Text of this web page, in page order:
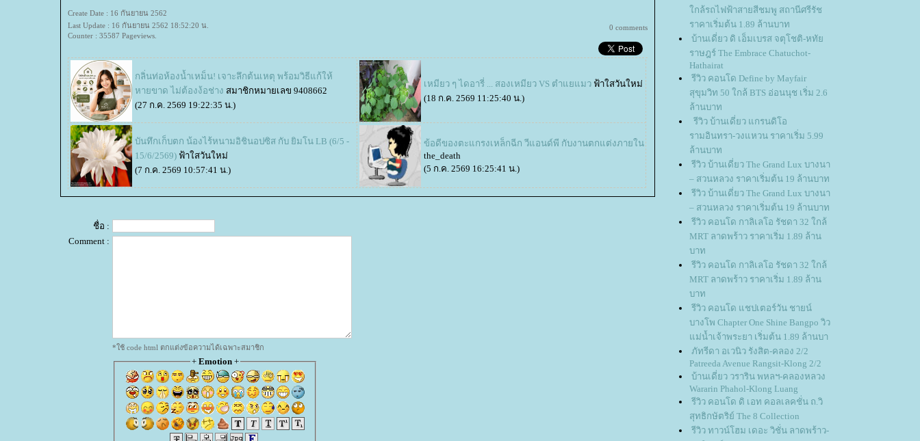
Create Date : 16 กันยายน 2562
Last Update : 16 กันยายน 2562 18:52:20 น.
Counter : 35587 Pageviews.
0 comments
กลิ่นท่อห้องน้ำเหม็น! เจาะลึกต้นเหตุ พร้อมวิธีแก้ให้
หายขาด ไม่ต้องง้อช่าง สมาชิกหมายเลข 9408662
(27 ก.ค. 2569 19:22:35 น.)
เหมียว ๆ ไดอารี่ ... สองเหมียว VS ตำแยแมว ฟ้าใสวันใหม่
(18 ก.ค. 2569 11:25:40 น.)
บันทึกเก็บตก น้องไร้หนามอิชินอปซิส กับ ยิมโน LB (6/5 -
15/6/2569) ฟ้าใสวันใหม่
(7 ก.ค. 2569 10:57:41 น.)
ข้อดีของตะแกรงเหล็กฉีก วีแอนด์พี กับงานตกแต่งภายใน
the_death
(5 ก.ค. 2569 16:25:41 น.)
ชื่อ :
Comment :
*ใช้ code html ตกแต่งข้อความได้เฉพาะสมาชิก
+ Emotion+
กล้รถไฟฟ้าสายสีชมพู สถานีศรีรัช
ราคาเริ่มต้น 1.89 ล้านบาท
บ้านเดี่ยว ดิ เอ็มเบรส จตุโชติ-หทั
ราษฎร์ The Embrace Chatuchot-
Hathairat
รีวิว คอนโด Define by Mayfair
สุขุมวิท 50 ใกล้ BTS อ่อนนุช เริ่ม 2.6
ล้านบาท
รีวิว บ้านเดี่ยว แกรนดิโอ
รามอินทรา-วงแหวน ราคาเริ่ม 5.99
ล้านบาท
รีวิว บ้านเดี่ยว The Grand Lux บางนา
– สวนหลวง ราคาเริ่มต้น 19 ล้านบาท
รีวิว บ้านเดี่ยว The Grand Lux บางนา
– สวนหลวง ราคาเริ่มต้น 19 ล้านบาท
รีวิว คอนโด กาลิเลโอ รัชดา 32 ใกล้
MRT ลาดพร้าว ราคาเริ่ม 1.89 ล้าน
บาท
รีวิว คอนโด กาลิเลโอ รัชดา 32 ใกล้
MRT ลาดพร้าว ราคาเริ่ม 1.89 ล้าน
บาท
รีวิว คอนโด แชปเตอร์วัน ชายน์
บางโพ Chapter One Shine Bangpo วิว
ม่น้ำเจ้าพระยา เริ่มต้น 1.89 ล้านบา
ภัทรีดา อเวนิว รังสิต-คลอง 2/2
Patreeda Avenue Rangsit-Klong 2/2
บ้านเดี่ยว วราริน พหลฯ-คลองหลวง
Wararin Phahol-Klong Luang
รีวิว คอนโด ดิ เอท คอลเลคชั่น ถ.วิ
สุทธิกษัตริย์ The 8 Collection
รีวิว ทาวน์โฮม เดอะ วิชั่น ลาดพร้าว-